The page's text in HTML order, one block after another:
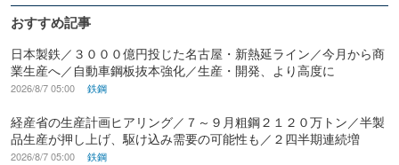
おすすめ記事
日本製鉄／３０００億円投じた名古屋・新熱延ライン／今月から商
業生産へ／自動車鋼板抜本強化／生産・開発、より高度に
2026/8/7 05:00 鉄鋼
経産省の生産計画ヒアリング／７～９月粗鋼２１２０万トン／半製
品生産が押し上げ、駆け込み需要の可能性も／２四半期連続増
2026/8/7 05:00 鉄鋼